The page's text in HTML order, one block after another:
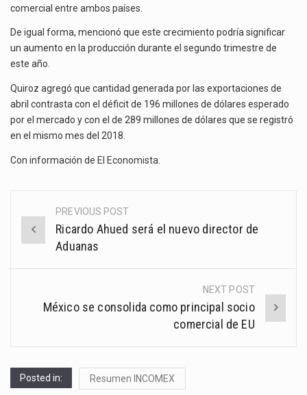
comercial entre ambos países.
De igual forma, mencionó que este crecimiento podría significar
un aumento en la producción durante el segundo trimestre de
este año.
Quiroz agregó que cantidad generada por las exportaciones de
abril contrasta con el déficit de 196 millones de dólares esperado
por el mercado y con el de 289 millones de dólares que se registró
en el mismo mes del 2018.
Con información de El Economista
Post
navigation
PREVIOUS POST
Ricardo Ahued será el nuevo director de
Aduanas
NEXT POST
México se consolida como principal socio
comercial de EU
Posted in: Resumen INCOMEX